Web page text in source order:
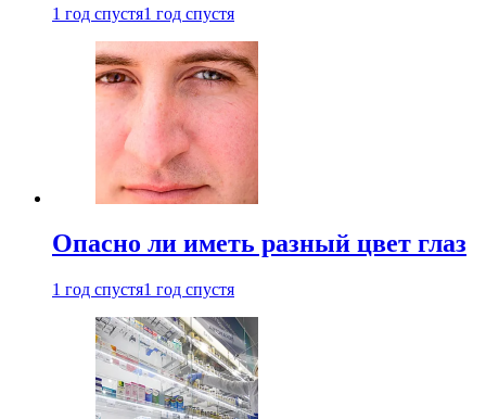
1 год спустя1 год спустя
Опасно ли иметь разный цвет глаз
1 год спустя1 год спустя